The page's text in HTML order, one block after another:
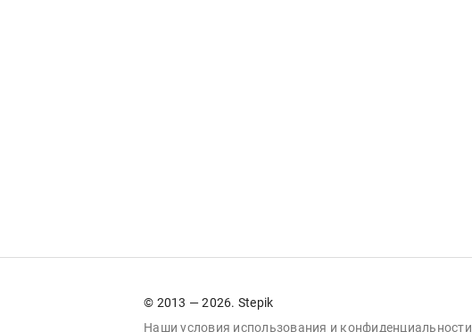
© 2013 — 2026. Stepik
Наши условия использования и конфиденциальности